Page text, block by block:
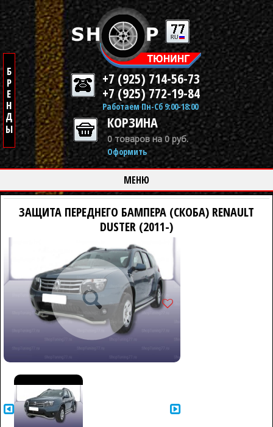
+7 (925) 714-56-73
+7 (925) 772-19-84
Работаем Пн-Сб 9:00-18:00
КОРЗИНА
0 товаров на 0 руб.
Оформить
МЕНЮ
ЗАЩИТА ПЕРЕДНЕГО БАМПЕРА (СКОБА) RENAULT
DUSTER (2011-)